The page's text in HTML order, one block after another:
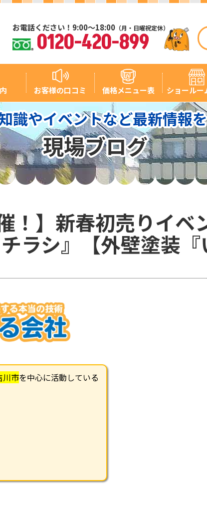
お電話ください！9:00～18:00 （月・日曜祝定休）
0120-420-899
お客様の口コミ 価格メニュー表 ショールー
識やイベントなど最新情報
現場ブログ
！】新春初売りイベ
ラシ』【外壁塗装
川市を中心に活動している